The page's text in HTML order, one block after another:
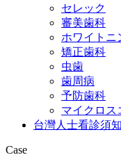
セレック
審美歯科
ホワイトニ
矯正歯科
虫歯
歯周病
予防歯科
マイクロス
台灣人士看診須知
Case